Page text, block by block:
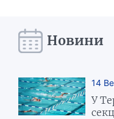
Новини
14
У